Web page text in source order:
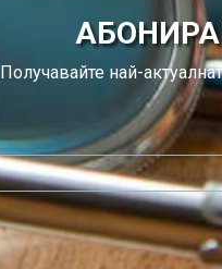
Получавайте най-